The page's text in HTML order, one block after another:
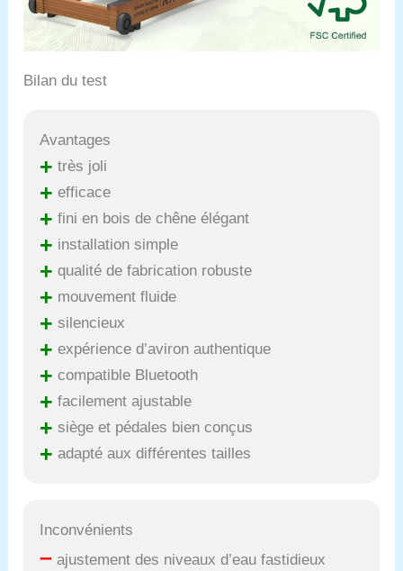
pièces de rechange et
répondra rapidement à
vos préoccupations et
satisfaisante pour vous.
Bilan du test
Avantages
+ très joli
+ efficace
+ fini en bois de chêne élégant
+ installation simple
+ qualité de fabrication robuste
+ mouvement fluide
+ silencieux
+ expérience d’aviron authentique
+ compatible Bluetooth
+ facilement ajustable
+ siège et pédales bien conçus
+ adapté aux différentes tailles
Inconvénients
– ajustement des niveaux d’eau fastidieux